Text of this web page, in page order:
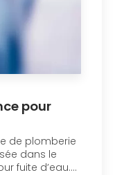
pour
de plomberie
dans le
fuite d’eau....